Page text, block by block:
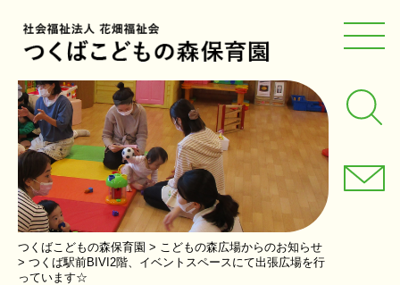
つくばこどもの森保育園 > こどもの森広場からのお知らせ
> つくば駅前BIVI2階、イベントスペースにて出張広場を行
っています☆